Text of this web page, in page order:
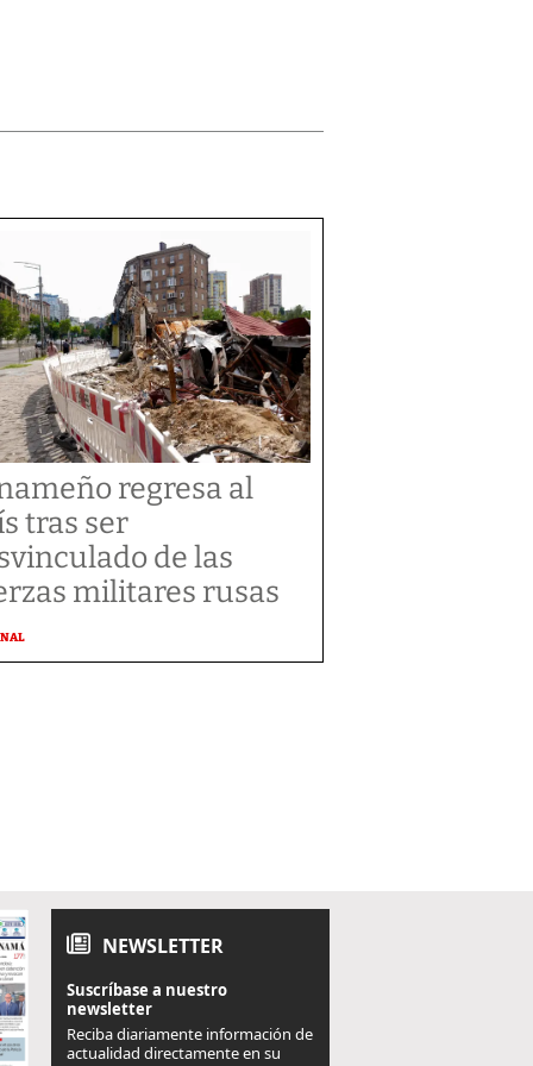
regresa al
tras ser
de las
militares rusas
NEWSLETTER
Suscríbase a nuestro
newsletter
Reciba diariamente información de
actualidad directamente en su